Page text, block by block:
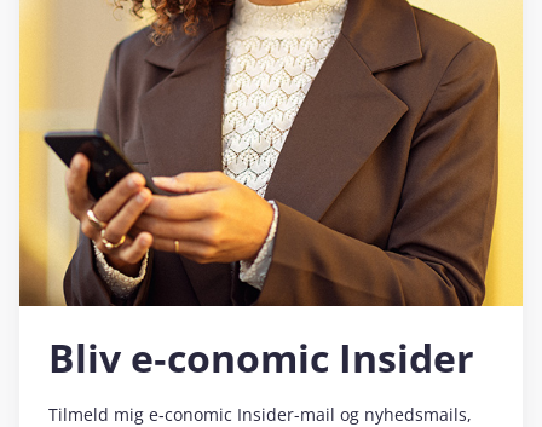
Bliv e‑conomic Insider
Tilmeld mig e‑conomic Insider-mail og nyhedsmails,